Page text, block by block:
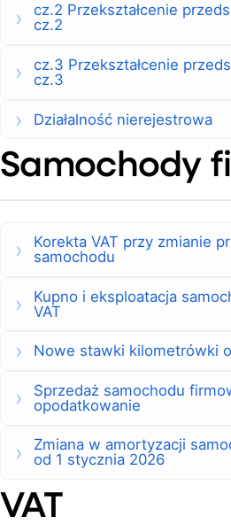
cz.2 Przekształcenie
cz.2
cz.3 Przekształcenie
cz.3
Działalność nierejestrowa
Samochody
Korekta VAT przy zmianie
samochodu
Kupno i eksploatacja
VAT
Nowe stawki kilometrówki
Sprzedaż samochodu
opodatkowanie
Zmiana w amortyzacji
od 1 stycznia 2026
VAT